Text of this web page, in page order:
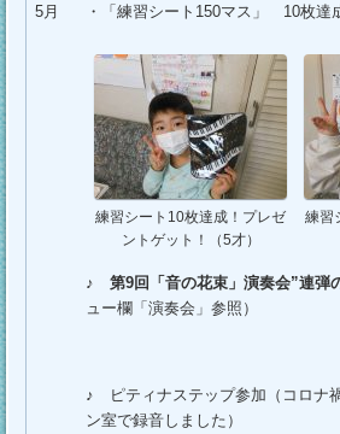
5月 ・「練習シート150マス」 10枚達
練習シート10枚達成！プレゼ
ントゲット！（5才）
練習
♪第9回「音の花束」演奏会”連弾
ュー欄「演奏会」参照）
♪ ピティナステップ参加（コロナ
ン室で録音しました）